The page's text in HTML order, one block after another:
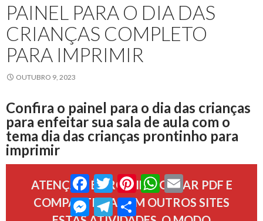
PAINEL PARA O DIA DAS
CRIANÇAS COMPLETO
PARA IMPRIMIR
OUTUBRO 9, 2023
Confira o painel para o dia das crianças
para enfeitar sua sala de aula com o
tema dia das crianças prontinho para
imprimir
ATENÇÃO, É PROIBIDO GERAR PDF E
COMPARTILHAR EM OUTROS SITES
Facebook
TwitterPinterestWhatsApp
Email
MessengerTelegramCompartilhar